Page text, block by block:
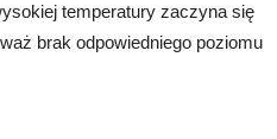
temperatury zaczyna się
brak odpowiedniego poziomu